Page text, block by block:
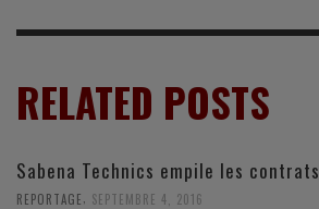
RELATED POSTS
Sabena Technics empile les contrats
REPORTAGE SEPTEMBRE 4, 2016